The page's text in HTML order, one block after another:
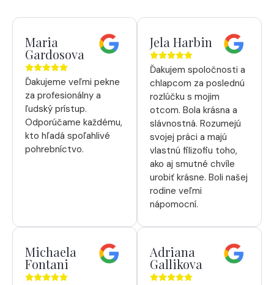
Maria
Gardosova
Ďakujeme veľmi pekne
za profesionálny a
ľudský prístup.
Odporúčame každému,
kto hľadá spoľahlivé
pohrebníctvo.
Jela Harbin
Ďakujem spoločnosti a
chlapcom za poslednú
rozlúčku s mojim
otcom. Bola krásna a
slávnostná. Rozumejú
svojej práci a majú
vlastnú filizofiu toho,
ako aj smutné chvíle
urobiť krásne. Boli našej
rodine veľmi
nápomocní.
Michaela
Fontani
Adriana
Gallikova